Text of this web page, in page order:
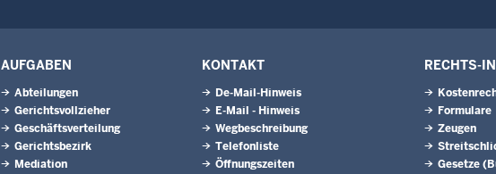
AUFGABEN
Abteilungen
Gerichtsvollzieher
Geschäftsverteilung
Gerichtsbezirk
Mediation
KONTAKT
De-Mail-Hinweis
E-Mail - Hinweis
Wegbeschreibung
Telefonliste
Öffnungszeiten
RECHTS-
Formulare
Zeugen
Gesetze